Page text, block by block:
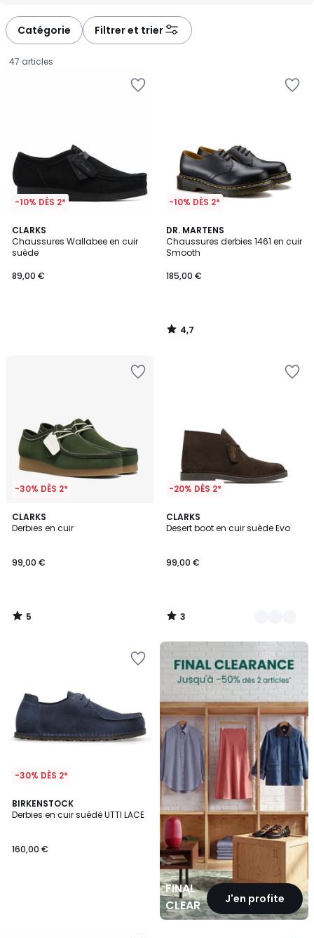
Catégorie Filtrer et trier
47 articles
-10% DÈS 2*
CLARKS
Chaussures Wallabee en cuir
suède
€.
89,00 €
-10% DÈS 2*
DR. MARTENS
Chaussures derbies 1461 en cuir
Smooth
185,00 €
4,7
/ 5
4,7
/
-30% DÈS 2*
CLARKS
Derbies en cuir
99,00 €
5
/
5
/
-20% DÈS 2*
CLARKS
Desert boot en cuir suède Evo
99,00 €
3
/
2
Couleurs
3
/
-30% DÈS 2*
BIRKENSTOCK
Derbies en cuir suédé UTTI LACE
160,00 €
FINAL
CLEARANCEJ'en profite
FINAL
CLEARANCE